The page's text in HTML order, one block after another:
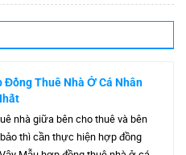
Đồng Thuê Nhà Ở Cá Nhân
nhà giữa bên cho thuê và bên
thì cần thực hiện hợp đồng